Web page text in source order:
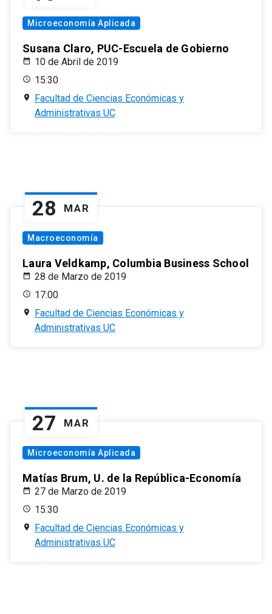
Microeconomía Aplicada
Susana Claro, PUC-Escuela de Gobierno
10 de Abril de 2019
15:30
Facultad de Ciencias Económicas y
Administrativas UC
28 MAR
Macroeconomía
Laura Veldkamp, Columbia Business School
28 de Marzo de 2019
17:00
Facultad de Ciencias Económicas y
Administrativas UC
27 MAR
Microeconomía Aplicada
Matías Brum, U. de la República-Economía
27 de Marzo de 2019
15:30
Facultad de Ciencias Económicas y
Administrativas UC